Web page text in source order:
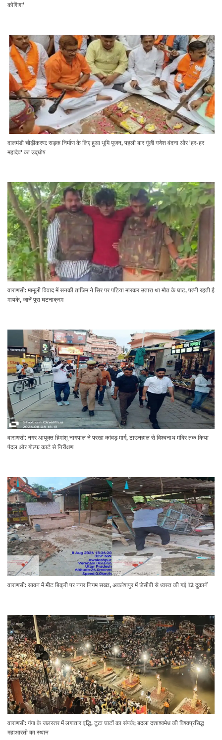
कोशिश'
दालमंडी चौड़ीकरण: सड़क निर्माण के लिए हुआ भूमि पूजन, पहली बार गूंजी गणेश वंदना और 'हर-हर
महादेव' का उद्घोष
वाराणसी: मामूली विवाद में सनकी ताजिम ने सिर पर पटिया मारकर उतारा था मौत के घाट, पत्नी रहती है
मायके, जानें पूरा घटनाक्रम
वाराणसी: नगर आयुक्त हिमांशु नागपाल ने परखा कांवड़ मार्ग, टाउनहाल से विश्वनाथ मंदिर तक किया
पैदल और गोल्फ कार्ट से निरीक्षण
वाराणसी: सावन में मीट बिक्री पर नगर निगम सख्त, अवलेशपुर में जेसीबी से ध्वस्त की गईं 12 दुकानें
वाराणसी: गंगा के जलस्तर में लगातार वृद्धि, टूटा घाटों का संपर्क; बदला दशाश्वमेध की विश्वप्रसिद्ध
महाआरती का स्थान